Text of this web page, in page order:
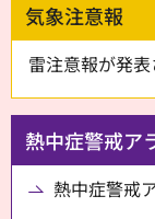
気象注意報
雷注意報が発表
熱中症警戒ア
熱中症警戒